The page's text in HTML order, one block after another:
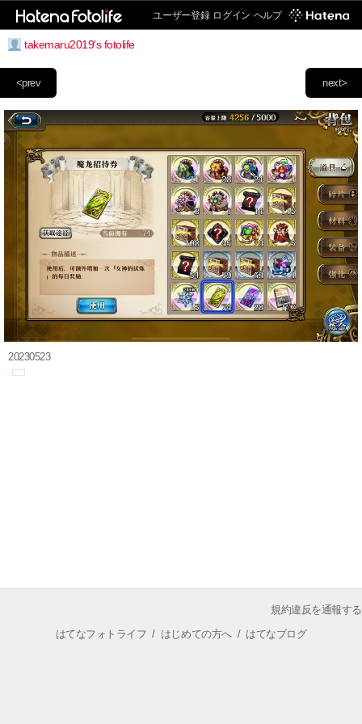
ユーザー登録 ログイン ヘルプ
takemaru2019's fotolife
next>
<prev
20230523
規約違反を通報する
はてなフォトライフ / はじめての方へ/ はてなブログ